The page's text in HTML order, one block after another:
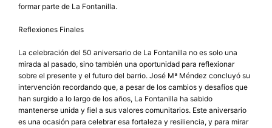
formar parte de La Fontanilla.
Reflexiones Finales
La celebración del 50 aniversario de La Fontanilla no es solo una
mirada al pasado, sino también una oportunidad para reflexionar
sobre el presente y el futuro del barrio. José Mª Méndez concluyó su
intervención recordando que, a pesar de los cambios y desafíos que
han surgido a lo largo de los años, La Fontanilla ha sabido
mantenerse unida y fiel a sus valores comunitarios. Este aniversario
es una ocasión para celebrar esa fortaleza y resiliencia, y para mirar